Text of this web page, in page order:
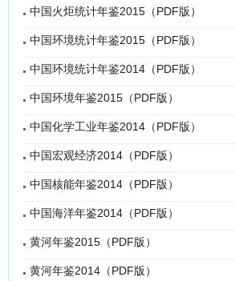
中国火炬统计年鉴2015（PDF版）
中国环境统计年鉴2015（PDF版）
中国环境统计年鉴2014（PDF版）
中国环境年鉴2015（PDF版）
中国化学工业年鉴2014（PDF版）
中国宏观经济2014（PDF版）
中国核能年鉴2014（PDF版）
中国海洋年鉴2014（PDF版）
黄河年鉴2015（PDF版）
黄河年鉴2014（PDF版）